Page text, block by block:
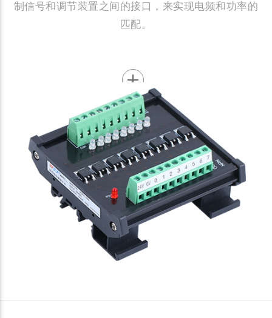
制信号和调节装置之间的接口，来实现电频和功率的
匹配。